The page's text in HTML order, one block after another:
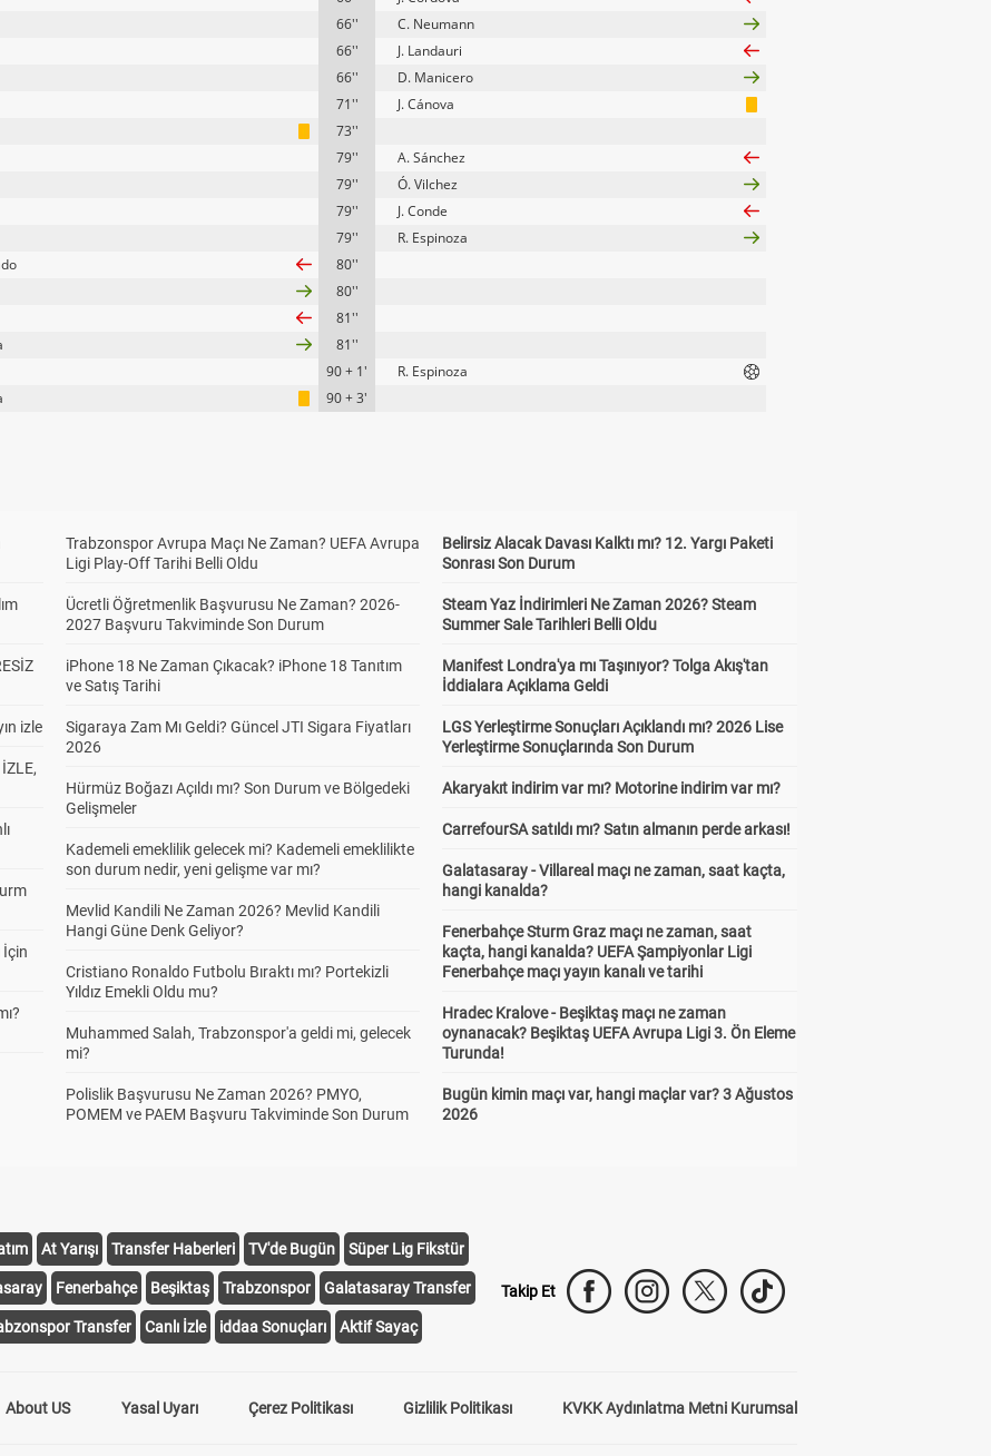
66''
C. Neumann
66''
J. Landauri
66''
D. Manicero
71''
J. Cánova
73''
79''
A. Sánchez
79''
Ó. Vilchez
79''
J. Conde
79''
R. Espinoza
80''
80''
81''
81''
90 + 1'
R. Espinoza
90 + 3'
izle
İçin
Trabzonspor Avrupa Maçı Ne Zaman? UEFA Avrupa
Ligi Play-Off Tarihi Belli Oldu
Ücretli Öğretmenlik Başvurusu Ne Zaman? 2026-
2027 Başvuru Takviminde Son Durum
iPhone 18 Ne Zaman Çıkacak? iPhone 18 Tanıtım
ve Satış Tarihi
Sigaraya Zam Mı Geldi? Güncel JTI Sigara Fiyatları
2026
Hürmüz Boğazı Açıldı mı? Son Durum ve Bölgedeki
Gelişmeler
Kademeli emeklilik gelecek mi? Kademeli emeklilikte
son durum nedir, yeni gelişme var mı?
Mevlid Kandili Ne Zaman 2026? Mevlid Kandili
Hangi Güne Denk Geliyor?
Cristiano Ronaldo Futbolu Bıraktı mı? Portekizli
Yıldız Emekli Oldu mu?
Muhammed Salah, Trabzonspor'a geldi mi, gelecek
mi?
Polislik Başvurusu Ne Zaman 2026? PMYO,
POMEM ve PAEM Başvuru Takviminde Son Durum
Belirsiz Alacak Davası Kalktı mı? 12. Yargı Paketi
Sonrası Son Durum
Steam Yaz İndirimleri Ne Zaman 2026? Steam
Summer Sale Tarihleri Belli Oldu
Manifest Londra'ya mı Taşınıyor? Tolga Akış'tan
İddialara Açıklama Geldi
LGS Yerleştirme Sonuçları Açıklandı mı? 2026 Lise
Yerleştirme Sonuçlarında Son Durum
Akaryakıt indirim var mı? Motorine indirim var mı?
CarrefourSA satıldı mı? Satın almanın perde arkası!
Galatasaray - Villareal maçı ne zaman, saat kaçta,
hangi kanalda?
Fenerbahçe Sturm Graz maçı ne zaman, saat
kaçta, hangi kanalda? UEFA Şampiyonlar Ligi
Fenerbahçe maçı yayın kanalı ve tarihi
Hradec Kralove - Beşiktaş maçı ne zaman
oynanacak? Beşiktaş UEFA Avrupa Ligi 3. Ön Eleme
Turunda!
Bugün kimin maçı var, hangi maçlar var? 3 Ağustos
2026
At Yarışı Transfer Haberleri TV'de Bugün Süper Lig Fikstür
Fenerbahçe Beşiktaş Trabzonspor Galatasaray Transfer
Transfer Canlı İzle iddaa Sonuçları Aktif Sayaç
Takip Et
About US Yasal Uyarı Çerez Politikası Gizlilik Politikası KVKK Aydınlatma Metni Kurumsal